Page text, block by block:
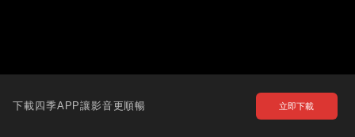
下載四季APP讓影音更順暢 立即下載